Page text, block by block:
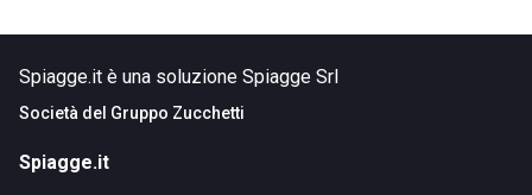
Spiagge.it è una soluzione Spiagge Srl
Società del Gruppo Zucchetti
Spiagge.it